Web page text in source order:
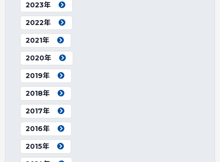
2023年
2022年
2021年
2020年
2019年
2018年
2017年
2016年
2015年